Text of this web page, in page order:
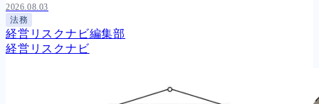
2026.08.03
法務
経営リスクナビ編集部
経営リスクナビ